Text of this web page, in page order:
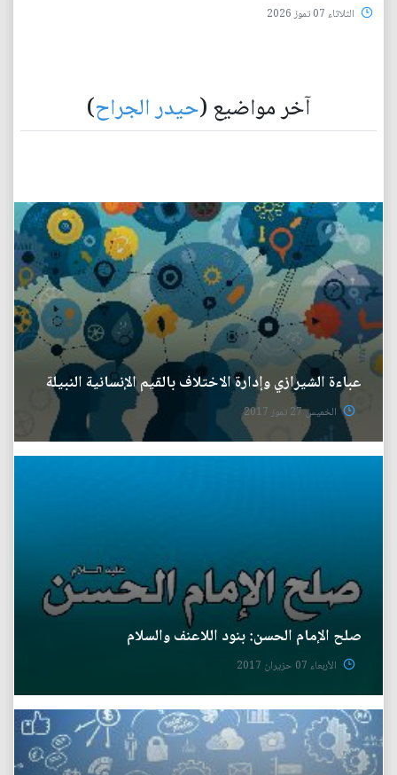
الثلاثاء 07 تموز 2026
آخر مواضيع (حيدر الجراح)
عباءة الشيرازي وإدارة الاختلاف بالقيم الإنسانية النبيلة
الخميس 27 تموز 2017
صلح الإمام الحسن: بنود اللاعنف والسلام
الأربعاء 07 حزيران 2017